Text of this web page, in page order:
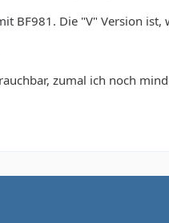
BF981. Die "V" Version
zumal ich noch